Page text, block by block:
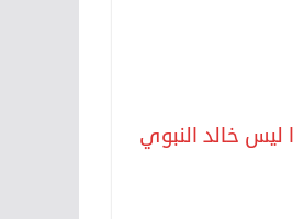
خالد النبوي